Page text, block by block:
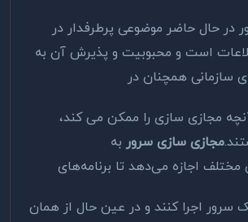
در حال حاضر موضوعی پرطرفدار در
است و محبوبیت و پذیرش آن به
سازمانی همچنان در
مجازی سازی را ممکن می کند،
مجازی ‌سازی سرور به
اجازه می‌دهد تا برنامه‌های
سرور اجرا کنند و در عین حال از همان